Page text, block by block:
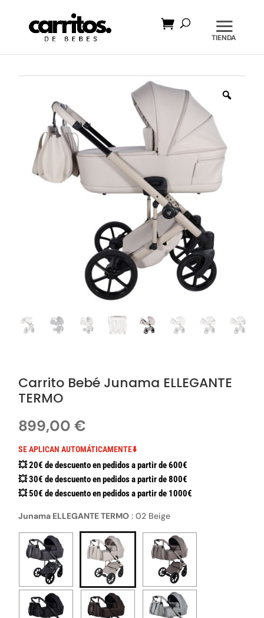
productos
Carrito Bebé Junama ELLEGANTE
TERMO
899,00€
SE APLICAN AUTOMÁTICAMENTE⬇️
💥 20€ de descuento en pedidos a partir de 600€
💥 30€ de descuento en pedidos a partir de 800€
💥 50€ de descuento en pedidos a partir de 1000€
Junama ELLEGANTE TERMO : 02 Beige